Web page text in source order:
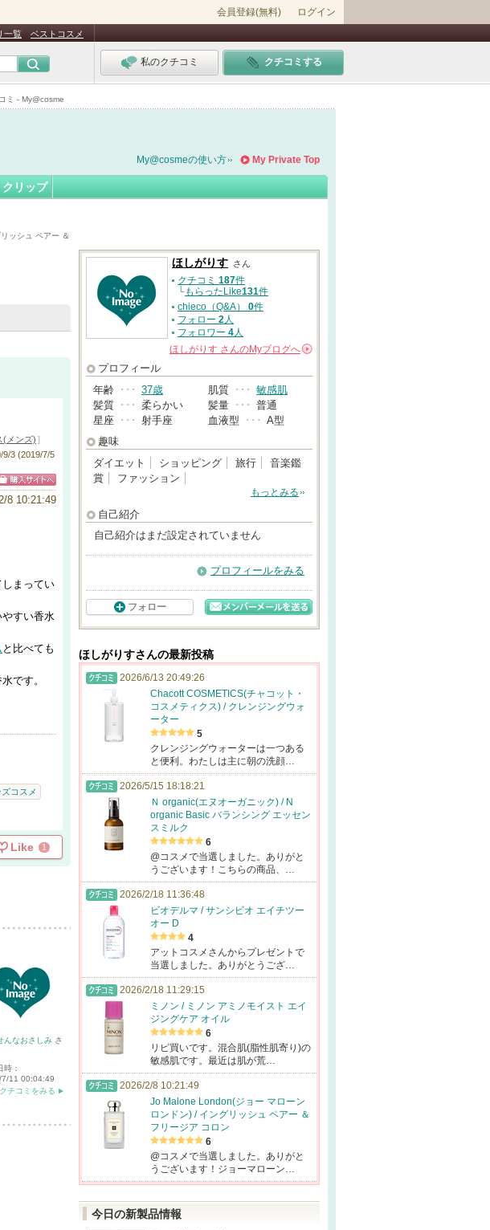
ミ - My@cosme
会員登録(無料) ログイン
一覧 ベストコスメ
私のクチコミ クチコミする
My Private Top
My@cosmeの使い方
リップ
ッシュ ペアー ＆
(メンズ) ]
9/3 (2019/7/5
8 10:21:49
まってい
すい香水
と比べても
です。
ズコスメ
Like 1
んなおさしみ さ
時：
11 00:04:49
クチコミをみる
ほしがりす さん
クチコミ 187件
└もらったLike131件
chieco（Q&A） 0件
フォロー 2人
フォロワー 4人
ほしがりす さんのMyブログへ
プロフィール
年齢 ･･･ 37歳 肌質 ･･･ 敏感肌
髪質 ･･･ 柔らかい 髪量 ･･･ 普通
星座 ･･･ 射手座 血液型 ･･･ A型
趣味
ダイエット
ショッピング 旅行
音楽鑑
賞
ファッション
もっとみる
自己紹介
自己紹介はまだ設定されていません
プロフィールをみる
フォロー
ほしがりすさんの最新投稿
2026/6/13 20:49:26
Chacott COSMETICS(チャコット・
コスメティクス) / クレンジングウォ
ーター
5
クレンジングウォーターは一つある
と便利。わたしは主に朝の洗顔…
2026/5/15 18:18:21
Ｎ organic(エヌオーガニック) / N
organic Basic バランシング エッセン
スミルク
6
@コスメで当選しました。ありがと
うございます！こちらの商品、…
2026/2/18 11:36:48
ビオデルマ / サンシビオ エイチツー
オー D
4
アットコスメさんからプレゼントで
当選しました。ありがとうござ…
2026/2/18 11:29:15
ミノン / ミノン アミノモイスト エイ
ジングケア オイル
6
リピ買いです。混合肌(脂性肌寄り)の
敏感肌です。最近は肌が荒…
2026/2/8 10:21:49
Jo Malone London(ジョー マローン
ロンドン) / イングリッシュ ペアー ＆
フリージア コロン
6
@コスメで当選しました。ありがと
うございます！ジョーマローン…
今日の新製品情報